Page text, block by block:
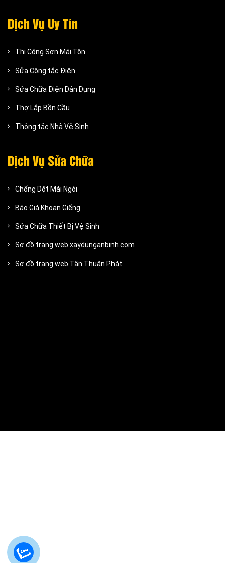
Dịch Vụ Uy Tín
Thi Công Sơn Mái Tôn
Sửa Công tắc Điện
Sửa Chữa Điện Dân Dụng
Thợ Lắp Bồn Cầu
Thông tắc Nhà Vệ Sinh
Dịch Vụ Sửa Chữa
Chống Dột Mái Ngói
Báo Giá Khoan Giếng
Sửa Chữa Thiết Bị Vệ Sinh
Sơ đồ trang web xaydunganbinh.com
Sơ đồ trang web Tân Thuận Phát